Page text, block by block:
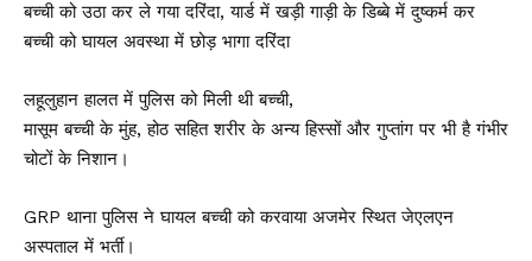
बच्ची को उठा कर ले गया दरिंदा, यार्ड में खड़ी गाड़ी के डिब्बे में दुष्कर्म कर
बच्ची को घायल अवस्था में छोड़ भागा दरिंदा
लहूलुहान हालत में पुलिस को मिली थी बच्ची,
मासूम बच्ची के मुंह, होठ सहित शरीर के अन्य हिस्सों और गुप्तांग पर भी है गंभीर
चोटों के निशान।
GRP थाना पुलिस ने घायल बच्ची को करवाया अजमेर स्थित जेएलएन
अस्पताल में भर्ती।